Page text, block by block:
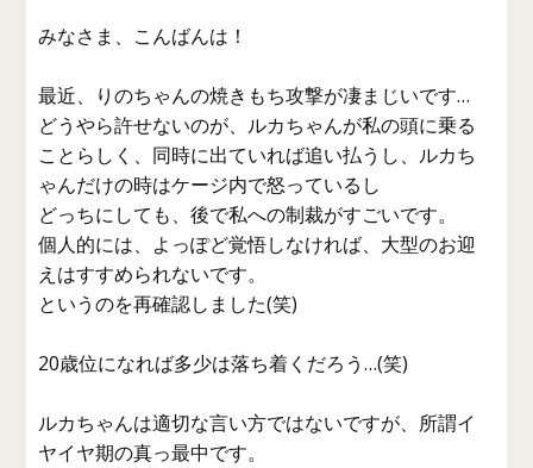
みなさま、こんばんは！
最近、りのちゃんの焼きもち攻撃が凄まじいです…
どうやら許せないのが、ルカちゃんが私の頭に乗る
ことらしく、同時に出ていれば追い払うし、ルカち
ゃんだけの時はケージ内で怒っているし
どっちにしても、後で私への制裁がすごいです。
個人的には、よっぽど覚悟しなければ、大型のお迎
えはすすめられないです。
というのを再確認しました(笑)
20歳位になれば多少は落ち着くだろう…(笑)
ルカちゃんは適切な言い方ではないですが、所謂イ
ヤイヤ期の真っ最中です。